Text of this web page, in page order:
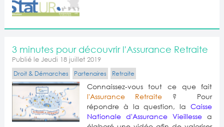
3 minutes pour découvrir l'Assurance Retraite
Publié le Jeudi 18 juillet 2019
Droit & Démarches
Partenaires Retraite
Connaissez-vous tout ce que fait
l'Assurance Retraite ? Pour
répondre à la question, laCaisse
Nationale d'Assurance Vieillesse a